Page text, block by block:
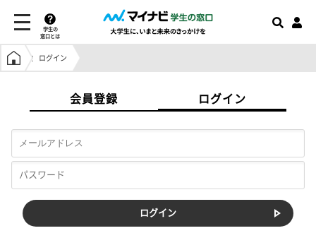
学生の
窓口とは
学生の窓口トップ
ログイン
会員登録 ログイン